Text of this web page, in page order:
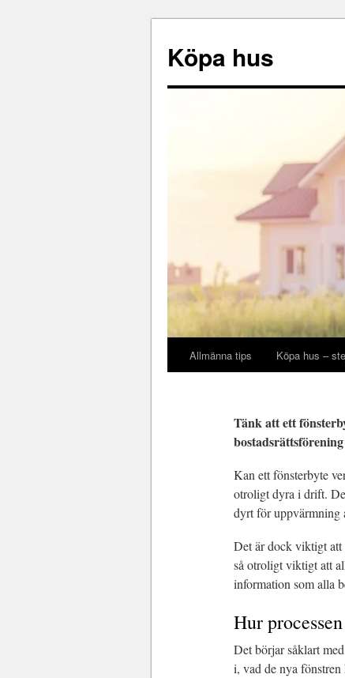
Köpa hus
Allmänna tips Köpa hus –
Tänk att ett
Kan ett fönsterbyte
otroligt dyra i drift.
dyrt för uppvärmning
Det är dock viktigt att
så otroligt viktigt att
information som alla
Hur
Det börjar såklart
i, vad de nya